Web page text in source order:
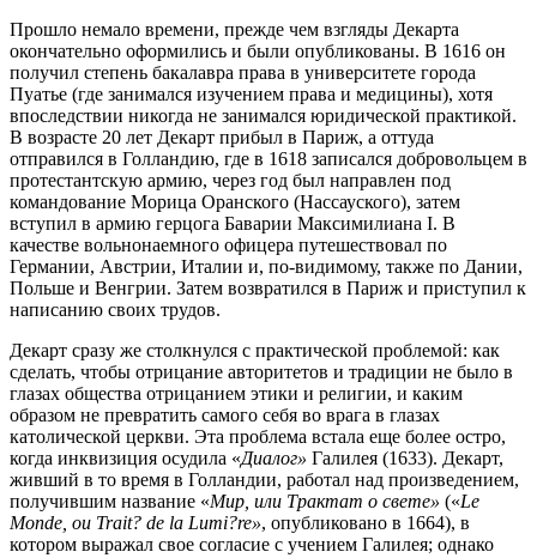
Прошло немало времени, прежде чем взгляды Декарта
окончательно оформились и были опубликованы. В 1616 он
получил степень бакалавра права в университете города
Пуатье (где занимался изучением права и медицины), хотя
впоследствии никогда не занимался юридической практикой.
В возрасте 20 лет Декарт прибыл в Париж, а оттуда
отправился в Голландию, где в 1618 записался добровольцем в
протестантскую армию, через год был направлен под
командование Морица Оранского (Нассауского), затем
вступил в армию герцога Баварии Максимилиана I. В
качестве вольнонаемного офицера путешествовал по
Германии, Австрии, Италии и, по-видимому, также по Дании,
Польше и Венгрии. Затем возвратился в Париж и приступил к
написанию своих трудов.
Декарт сразу же столкнулся с практической проблемой: как
сделать, чтобы отрицание авторитетов и традиции не было в
глазах общества отрицанием этики и религии, и каким
образом не превратить самого себя во врага в глазах
католической церкви. Эта проблема встала еще более остро,
когда инквизиция осудила «Диалог» Галилея (1633). Декарт,
живший в то время в Голландии, работал над произведением,
получившим название «Мир, или Трактат о свете» («Le
Monde, ou Trait? de la Lumi?re», опубликовано в 1664), в
котором выражал свое согласие с учением Галилея; однако